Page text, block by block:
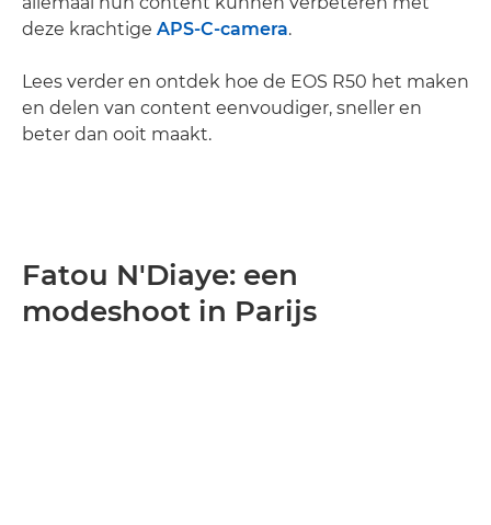
deze krachtige APS-C-camera.
Lees verder en ontdek hoe de EOS R50 het maken
en delen van content eenvoudiger, sneller en
beter dan ooit maakt.
Fatou N'Diaye: een
modeshoot in Parijs